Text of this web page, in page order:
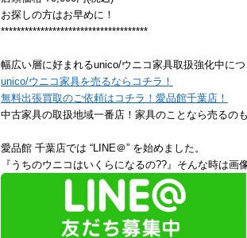
お探しの方はお早めに！
*************************************
幅広い層に好まれるunico/ウニコ家具取扱強化中に
unico/ウニコ家具を売るならコチラ！
無料出張買取のご依頼はコチラ！愛品館千葉店！
中古家具の取扱地域一番店！家具のことなら売るの
愛品館 千葉店では “LINE＠” を始めました。
『うちのウニコはいくらになるの??』そんな時は画